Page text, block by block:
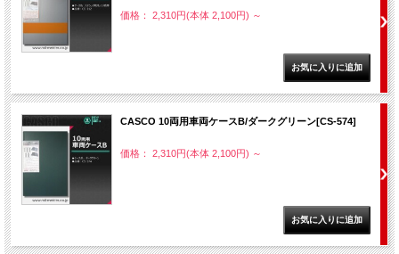
価格： 2,310円(本体 2,100円) ～
CASCO 10両用車両ケースB/ダークグリーン[CS-574]
価格： 2,310円(本体 2,100円) ～